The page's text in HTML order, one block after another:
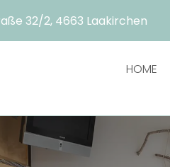
32/2, 4663 Laakirchen
HOME